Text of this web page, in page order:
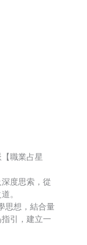
職業占星
度思索，從
。
思想，結合量
引，建立一